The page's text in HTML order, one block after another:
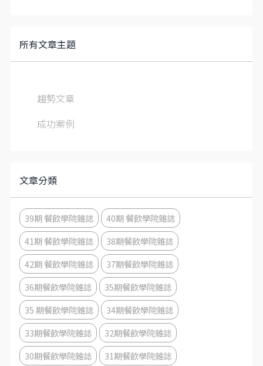
所有文章主題
趨勢文章
成功案例
文章分類
39期 餐飲學院雜誌
40期 餐飲學院雜誌
41期 餐飲學院雜誌
38期餐飲學院雜誌
42期 餐飲學院雜誌
37期餐飲學院雜誌
36期餐飲學院雜誌
35期餐飲學院雜誌
35 期餐飲學院雜誌
34期餐飲學院雜誌
33期餐飲學院雜誌
32期餐飲學院雜誌
30期餐飲學院雜誌
31期餐飲學院雜誌